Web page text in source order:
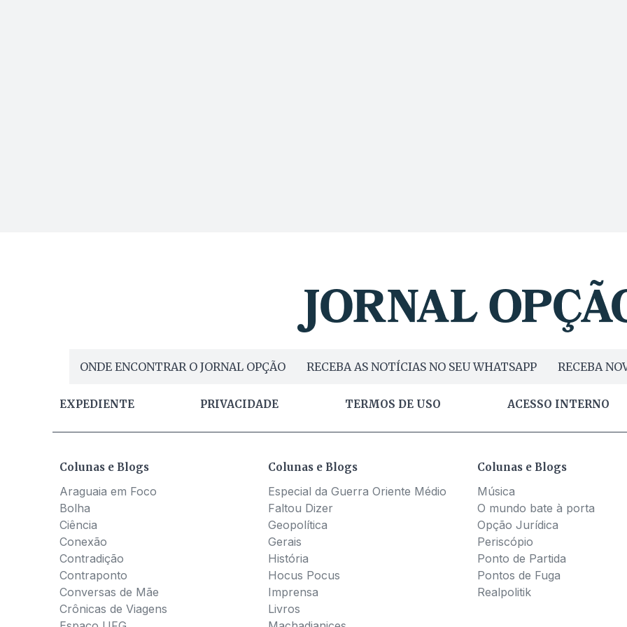
ONDE ENCONTRAR O JORNAL OPÇÃO RECEBA AS NOTÍCIAS NO SEU WHATSAPP RECEBA
EXPEDIENTE PRIVACIDADE TERMOS DE USO ACESSO INTERNO
Colunas e Blogs
Araguaia em Foco
Bolha
Ciência
Conexão
Contradição
Contraponto
Conversas de Mãe
Crônicas de Viagens
Colunas e Blogs
Especial da Guerra Oriente Médio
Faltou Dizer
Geopolítica
Gerais
História
Hocus Pocus
Imprensa
Livros
Colunas e Blogs
Música
O mundo bate à porta
Opção Jurídica
Periscópio
Ponto de Partida
Pontos de Fuga
Realpolitik